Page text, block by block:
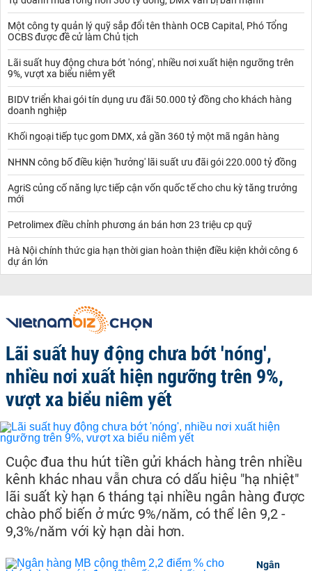
Một công ty quản lý quỹ sắp đổi tên thành OCB Capital, Phó Tổng
OCBS được đề cử làm Chủ tịch
Lãi suất huy động chưa bớt 'nóng', nhiều nơi xuất hiện ngưỡng trên
9%, vượt xa biểu niêm yết
BIDV triển khai gói tín dụng ưu đãi 50.000 tỷ đồng cho khách hàng
doanh nghiệp
Khối ngoại tiếp tục gom DMX, xả gần 360 tỷ một mã ngân hàng
NHNN công bố điều kiện 'hưởng' lãi suất ưu đãi gói 220.000 tỷ đồng
AgriS củng cố năng lực tiếp cận vốn quốc tế cho chu kỳ tăng trưởng
mới
Petrolimex điều chỉnh phương án bán hơn 23 triệu cp quỹ
Hà Nội chính thức gia hạn thời gian hoàn thiện điều kiện khởi công 6
dự án lớn
Lãi suất huy động chưa bớt 'nóng',
nhiều nơi xuất hiện ngưỡng trên 9%,
vượt xa biểu niêm yết
Cuộc đua thu hút tiền gửi khách hàng trên nhiều
kênh khác nhau vẫn chưa có dấu hiệu "hạ nhiệt"
lãi suất kỳ hạn 6 tháng tại nhiều ngân hàng được
chào phổ biến ở mức 9%/năm, có thể lên 9,2 -
9,3%/năm với kỳ hạn dài hơn.
Ngân